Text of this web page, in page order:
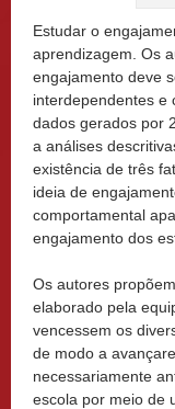
Estudar o
aprendizagem. Os
engajamento deve
interdependentes e
dados gerados por
a análises
existência de três
ideia de
comportamental
engajamento dos
Os autores
elaborado pela
vencessem os
de modo a
necessariamente
escola por meio de